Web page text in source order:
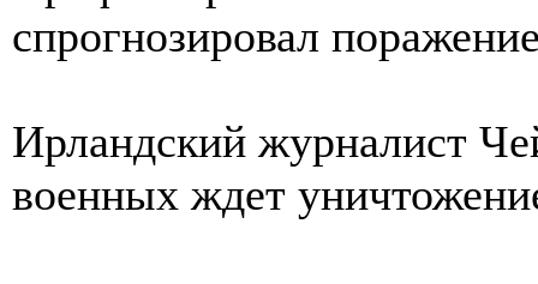
спрогнозировал
Ирландский журналист
военных ждет